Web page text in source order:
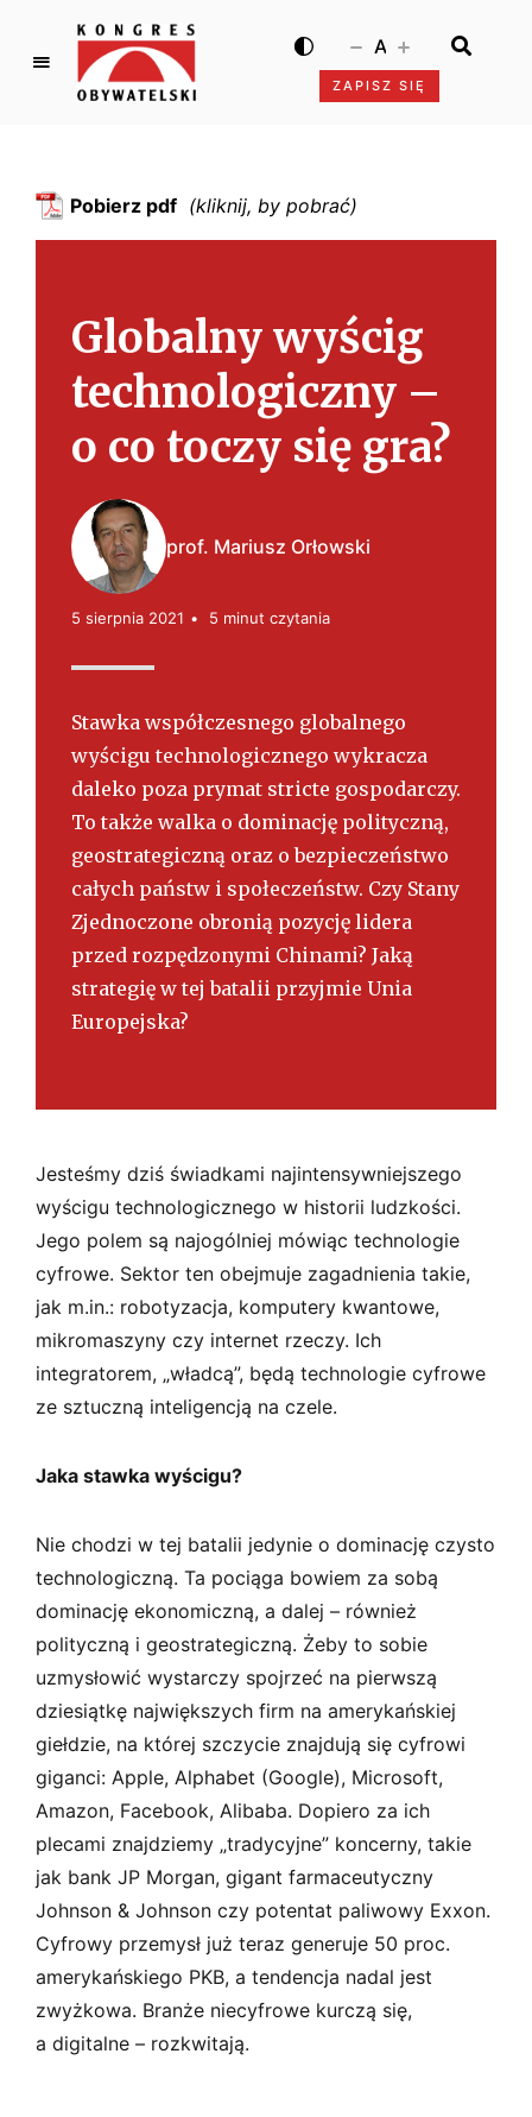
K
g
O
b
y
w
t
l
s
k
ZAPISZ SIĘ
A
Pobierz pdf
Globalny wyścig
technologiczny –
o co toczy się gra?
prof. Mariusz Orłowski
5 sierpnia 2021 5 minut czytania
Stawka współczesnego globalnego
wyścigu technologicznego wykracza
daleko poza prymat stricte gospodarczy.
To także walka o dominację polityczną,
geostrategiczną oraz o bezpieczeństwo
całych państw i społeczeństw. Czy Stany
Zjednoczone obronią pozycję lidera
przed rozpędzonymi Chinami? Jaką
strategię w tej batalii przyjmie Unia
Europejska?
Jesteśmy dziś świadkami najintensywniejszego
wyścigu technologicznego w historii ludzkości.
Jego polem są najogólniej mówiąc technologie
cyfrowe. Sektor ten obejmuje zagadnienia takie,
jak m.in.: robotyzacja, komputery kwantowe,
mikromaszyny czy internet rzeczy. Ich
integratorem, „władcą”, będą technologie cyfrowe
ze sztuczną inteligencją na czele.
Jaka stawka wyścigu?
Nie chodzi w tej batalii jedynie o dominację czysto
technologiczną. Ta pociąga bowiem za sobą
dominację ekonomiczną, a dalej – również
polityczną i geostrategiczną. Żeby to sobie
uzmysłowić wystarczy spojrzeć na pierwszą
dziesiątkę największych firm na amerykańskiej
giełdzie, na której szczycie znajdują się cyfrowi
giganci: Apple, Alphabet (Google), Microsoft,
Amazon, Facebook, Alibaba. Dopiero za ich
plecami znajdziemy „tradycyjne” koncerny, takie
jak bank JP Morgan, gigant farmaceutyczny
Johnson & Johnson czy potentat paliwowy Exxon.
Cyfrowy przemysł już teraz generuje 50 proc.
amerykańskiego PKB, a tendencja nadal jest
zwyżkowa. Branże niecyfrowe kurczą się,
a digitalne – rozkwitają.